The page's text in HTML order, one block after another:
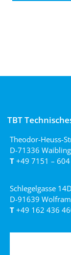
TBT
Theodor-Heuss-
D-71336
T +49 7151 –
Schlegelgasse
D-91639
T +49 162 436